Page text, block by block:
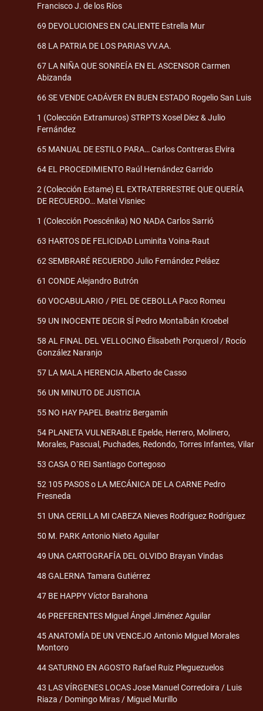
Francisco J. de los Ríos
69 DEVOLUCIONES EN CALIENTE Estrella Mur
68 LA PATRIA DE LOS PARIAS VV.AA.
67 LA NIÑA QUE SONREÍA EN EL ASCENSOR Carmen
Abizanda
66 SE VENDE CADÁVER EN BUEN ESTADO Rogelio San Luis
1 (Colección Extramuros) STRPTS Xosel Díez & Julio
Fernández
65 MANUAL DE ESTILO PARA… Carlos Contreras Elvira
64 EL PROCEDIMIENTO Raúl Hernández Garrido
2 (Colección Estame) EL EXTRATERRESTRE QUE QUERÍA
DE RECUERDO… Matei Visniec
1 (Colección Poescénika) NO NADA Carlos Sarrió
63 HARTOS DE FELICIDAD Luminita Voina-Raut
62 SEMBRARÉ RECUERDO Julio Fernández Peláez
61 CONDE Alejandro Butrón
60 VOCABULARIO / PIEL DE CEBOLLA Paco Romeu
59 UN INOCENTE DECIR SÍ Pedro Montalbán Kroebel
58 AL FINAL DEL VELLOCINO Élisabeth Porquerol / Rocío
González Naranjo
57 LA MALA HERENCIA Alberto de Casso
56 UN MINUTO DE JUSTICIA
55 NO HAY PAPEL Beatriz Bergamín
54 PLANETA VULNERABLE Epelde, Herrero, Molinero,
Morales, Pascual, Puchades, Redondo, Torres Infantes, Vilar
53 CASA O`REI Santiago Cortegoso
52 105 PASOS o LA MECÁNICA DE LA CARNE Pedro
Fresneda
51 UNA CERILLA MI CABEZA Nieves Rodríguez Rodríguez
50 M. PARK Antonio Nieto Aguilar
49 UNA CARTOGRAFÍA DEL OLVIDO Brayan Vindas
48 GALERNA Tamara Gutiérrez
47 BE HAPPY Víctor Barahona
46 PREFERENTES Miguel Ángel Jiménez Aguilar
45 ANATOMÍA DE UN VENCEJO Antonio Miguel Morales
Montoro
44 SATURNO EN AGOSTO Rafael Ruiz Pleguezuelos
43 LAS VÍRGENES LOCAS Jose Manuel Corredoira / Luis
Riaza / Domingo Miras / Miguel Murillo